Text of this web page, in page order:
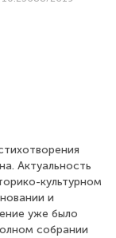
Актуальность
культурном
и
уже было
собрании